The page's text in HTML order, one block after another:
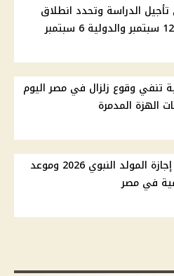
تأجيل الدراسة وتحدد انطلاق
تنفي وقوع زلزال في مصر اليوم
الهزة المدمرة
موقف ترحيل إجازة المولد النبوي 2026 وموعد
في مصر